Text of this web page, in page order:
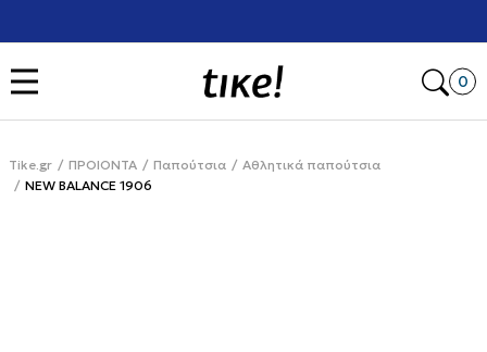
0
Tike.gr ΠΡΟΙΟΝΤΑ Παπούτσια
Αθλητικά παπούτσια
NEW BALANCE 1906